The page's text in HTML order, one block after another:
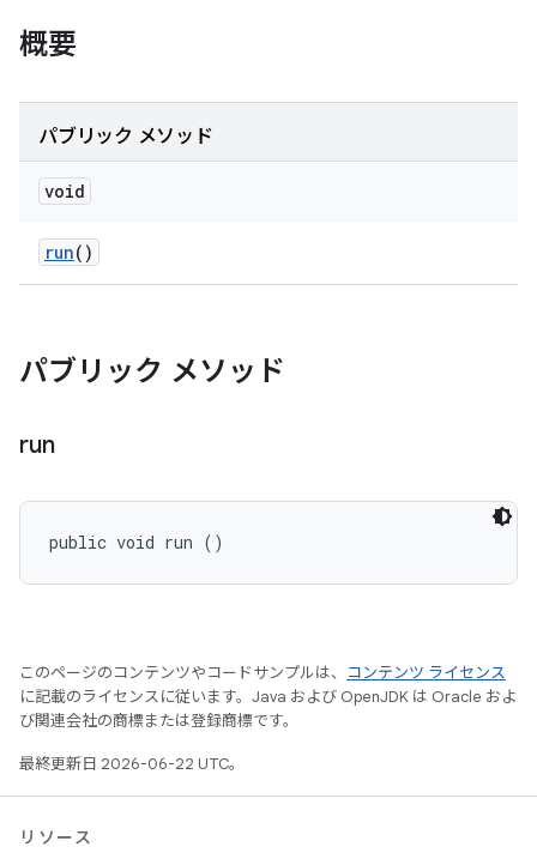
概要
パブリック メソッド
void
run()
パブリック メソッド
run
public void run ()
このページのコンテンツやコードサンプルは、
コンテンツ ライセンス
に記載のライセンスに従います。Java および OpenJDK は Oracle およ
び関連会社の商標または登録商標です。
最終更新日 2026-06-22 UTC。
リソース